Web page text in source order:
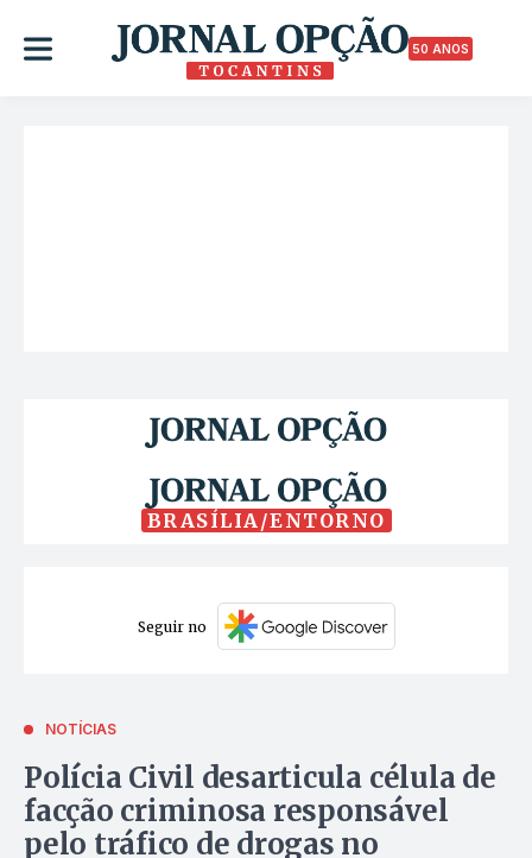
50 ANOS
BRASÍLIA/ENTORNO
Seguir no
NOTÍCIAS
Polícia Civil desarticula célula de
facção criminosa responsável
pelo tráfico de drogas no